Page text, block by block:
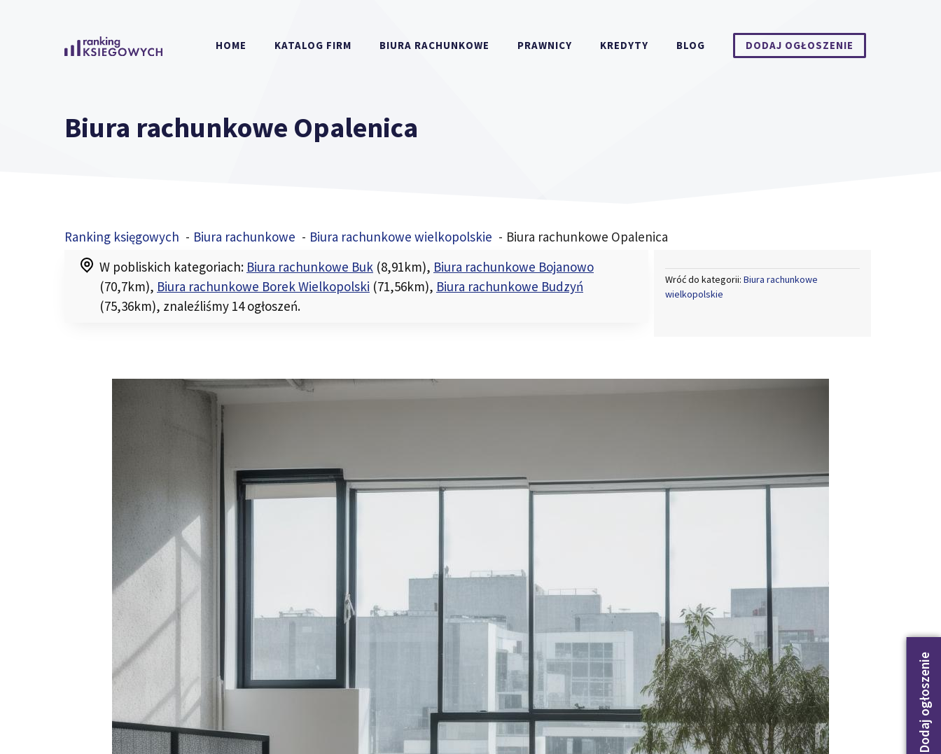
HOME KATALOG FIRM BIURA RACHUNKOWE PRAWNICY KREDYTY BLOG DODAJ OGŁOSZENIE
Biura rachunkowe Opalenica
Ranking księgowych Biura rachunkowe Biura rachunkowe wielkopolskie Biura rachunkowe Opalenica
Wróć do kategorii: Biura rachunkowe
wielkopolskie
Dodaj ogłoszenie
W pobliskich kategoriach: Biura rachunkowe Buk (8,91km), Biura rachunkowe Bojanowo
(70,7km), Biura rachunkowe Borek Wielkopolski (71,56km), Biura rachunkowe Budzyń
(75,36km), znaleźliśmy 14 ogłoszeń.